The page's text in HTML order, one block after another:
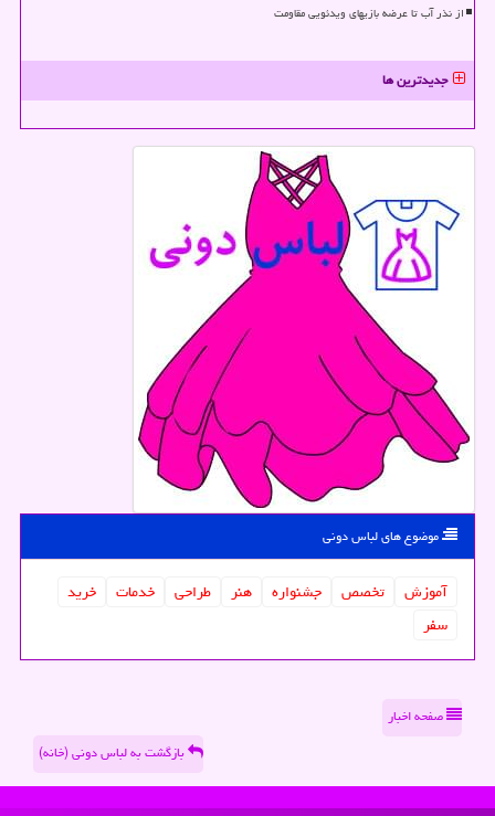
از نذر آب تا عرضه بازیهای ویدئویی مقاومت
جدیدترین ها
موضوع های لباس دونی
آموزش تخصص جشنواره هنر طراحی خدمات
خرید
سفر
صفحه اخبار
بازگشت به لباس دونی (خانه)